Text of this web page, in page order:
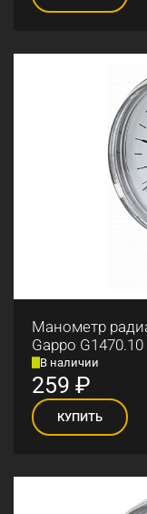
Манометр
Gappo
В наличии
259 ₽
КУПИТЬ